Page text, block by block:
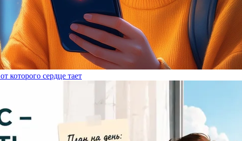
которого сердце тает